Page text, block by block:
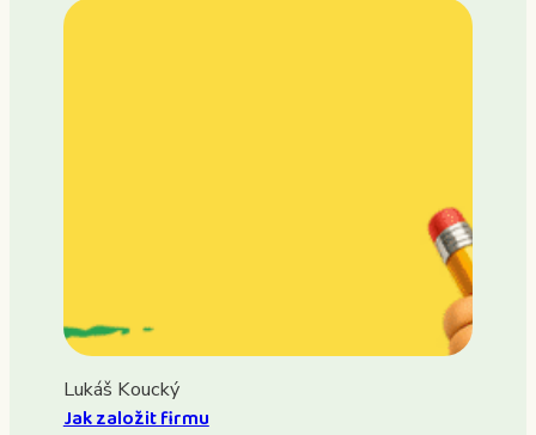
Lukáš Koucký
Jak založit firmu